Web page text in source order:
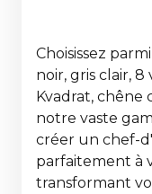
Choisissez
noir, gris clair, 8
Kvadrat, chêne
notre vaste
créer un chef-
parfaitement à
transformant